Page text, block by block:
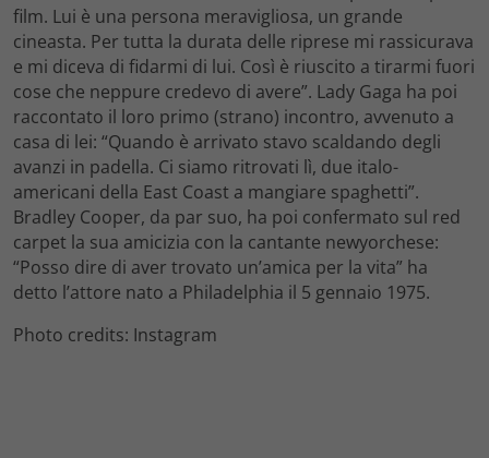
film. Lui è una persona meravigliosa, un grande
cineasta. Per tutta la durata delle riprese mi rassicurava
e mi diceva di fidarmi di lui. Così è riuscito a tirarmi fuori
cose che neppure credevo di avere”. Lady Gaga ha poi
raccontato il loro primo (strano) incontro, avvenuto a
casa di lei: “Quando è arrivato stavo scaldando degli
avanzi in padella. Ci siamo ritrovati lì, due italo-
americani della East Coast a mangiare spaghetti”.
Bradley Cooper, da par suo, ha poi confermato sul red
carpet la sua amicizia con la cantante newyorchese:
“Posso dire di aver trovato un’amica per la vita” ha
detto l’attore nato a Philadelphia il 5 gennaio 1975.
Photo credits: Instagram